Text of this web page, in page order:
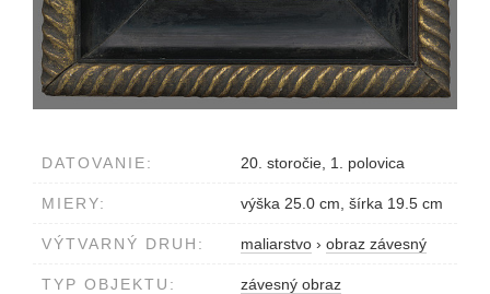
DATOVANIE: 20. storočie, 1. polovica
MIERY: výška 25.0 cm, šírka 19.5 cm
VÝTVARNÝ DRUH: maliarstvo › obraz závesný
TYP OBJEKTU: závesný obraz